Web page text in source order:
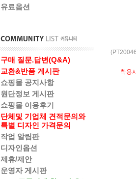
유료옵션
구매 질문.답변(Q&A)
교환&반품 게시판
쇼핑몰 공지사항
원단정보 게시판
쇼핑몰 이용후기
단체및 기업체 견적문의와
특별 디자인 가격문의
작업 알림판
디자인옵션
제휴/제안
운영자 게시판
착용